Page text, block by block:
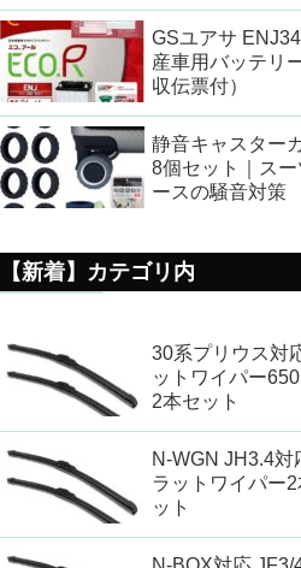
GSユアサ
産車用バッテリ
収伝票付）
静音キャスター
8個セット｜スー
ースの騒音対策
【新着】カテゴリ内
30系プリウス対
ットワイパー
2本セット
N-WGN JH3.4対
ラットワイパー2
ット